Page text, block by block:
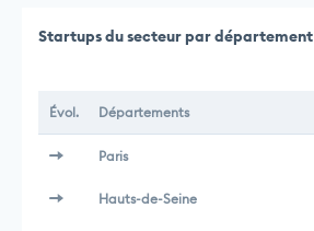
Startups du secteur par département
Évol. Départements
Paris
Hauts-de-Seine